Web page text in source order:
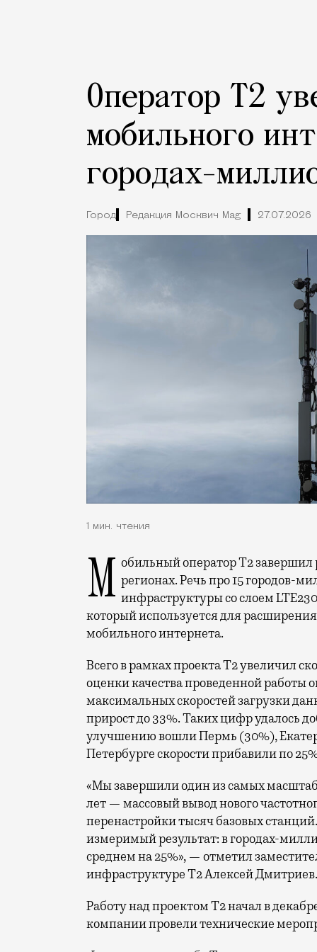
Оператор Т2
мобильного
городах-
Город Редакция Москвич Mag 27.07.2026
1 мин. чтения
Мобильный оператор Т2 завершил работы по увеличению скорости интернета в регионах. Речь про 15 городов-
инфраструктуры со слоем
который используется для
мобильного интернета.
Всего в рамках проекта Т2 увеличил
оценки качества проведенной работы
максимальных скоростей загрузки
прирост до 33%. Таких цифр удалось
улучшению вошли Пермь (30%),
Петербурге скорости прибавили по
«Мы завершили один из самых
лет — массовый вывод нового
перенастройки тысяч базовых
измеримый результат: в городах-
среднем на 25%», — отметил
инфраструктуре Т2 Алексей Дмитриев.
Работу над проектом Т2 начал в
компании провели технические